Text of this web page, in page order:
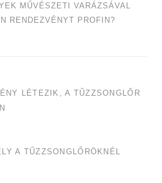
MŰVÉSZETI VARÁZSÁVAL
RENDEZVÉNYT PROFIN?
LÉTEZIK, A TŰZZSONGLŐR
A TŰZZSONGLŐRÖKNÉL